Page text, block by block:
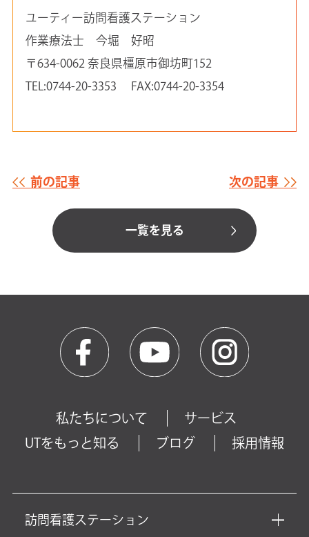
ユーティー訪問看護ステーション
作業療法士 今堀 好昭
〒634-0062 奈良県橿原市御坊町152
TEL:0744-20-3353 FAX:0744-20-3354
前の記事
一覧を見る
次の記事
私たちについて
サービス
UTをもっと知る
ブログ 採用情報
訪問看護ステーション